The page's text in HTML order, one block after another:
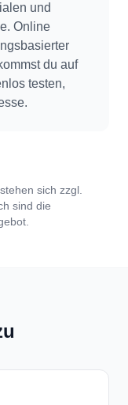
und
Online
du auf
testen,
sich zzgl.
sind die